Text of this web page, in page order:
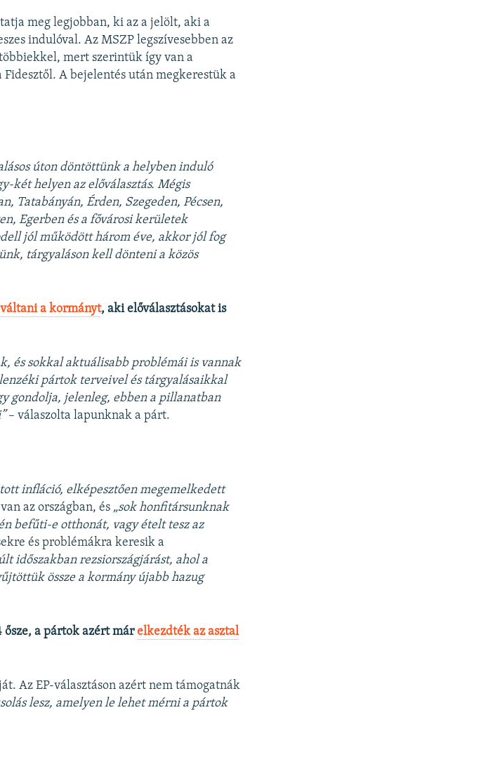
meg legjobban, ki az a jelölt, aki a
indulóval. Az MSZP legszívesebben az
mert szerintük így van a
A bejelentés után megkerestük a
úton döntöttünk a helyben induló
két helyen az előválasztás. Mégis
Tatabányán, Érden, Szegeden, Pécsen,
Egerben és a fővárosi kerületek
jól működött három éve, akkor jól fog
tárgyaláson kell dönteni a közös
a kormányt, aki előválasztásokat is
és sokkal aktuálisabb problémái is vannak
pártok terveivel és tárgyalásaikkal
gondolja, jelenleg, ebben a pillanatban
– válaszolta lapunknak a párt.
infláció, elképesztően megemelkedett
van az országban, és „sok honfitársunknak
befűti-e otthonát, vagy ételt tesz az
és problémákra keresik a
időszakban rezsiországjárást, ahol a
össze a kormány újabb hazug
ősze, a pártok azért márelkezdték az asztal
Az EP-választáson azért nem támogatnák
lesz, amelyen le lehet mérni a pártok